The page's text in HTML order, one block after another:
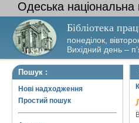
Одеська національна
Бібліотека
понеділок,
Вихідний день –
Пошук :
Нові надходження
Простий пошук